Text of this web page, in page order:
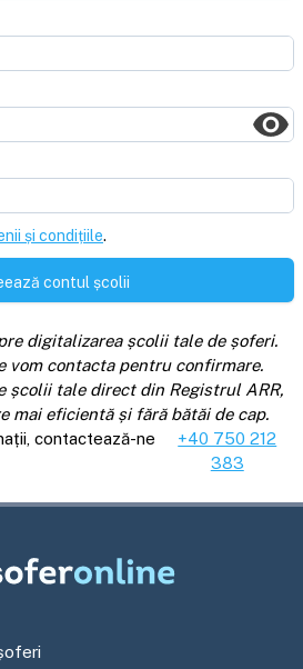
și condițiile.
contul școlii
digitalizarea școlii tale de șoferi.
vom contacta pentru confirmare.
școlii tale direct din Registrul ARR,
mai eficientă și fără bătăi de cap.
contactează-ne
+40 750 212
383